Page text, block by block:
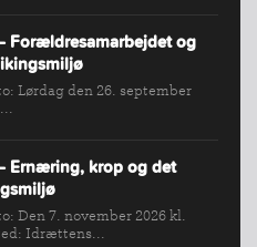
Forældresamarbejdet og
Lørdag den 26. september
Ernæring, krop og det
Den 7. november 2026 kl.
Idrættens...